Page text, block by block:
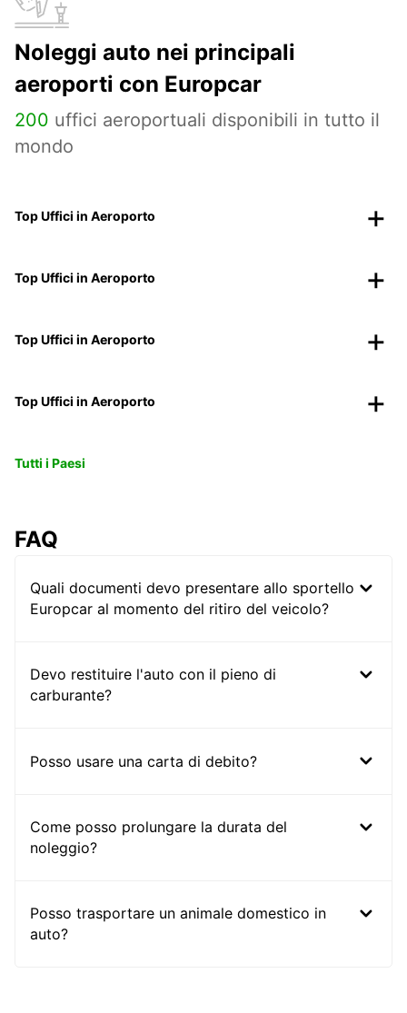
Noleggi auto nei principali
aeroporti con Europcar
200 uffici aeroportuali disponibili in tutto il
mondo
Top Uffici in Aeroporto
Top Uffici in Aeroporto
Top Uffici in Aeroporto
Top Uffici in Aeroporto
Tutti i Paesi
FAQ
Quali documenti devo presentare allo sportello
Europcar al momento del ritiro del veicolo?
Devo restituire l'auto con il pieno di
carburante?
Posso usare una carta di debito?
Come posso prolungare la durata del
noleggio?
Posso trasportare un animale domestico in
auto?